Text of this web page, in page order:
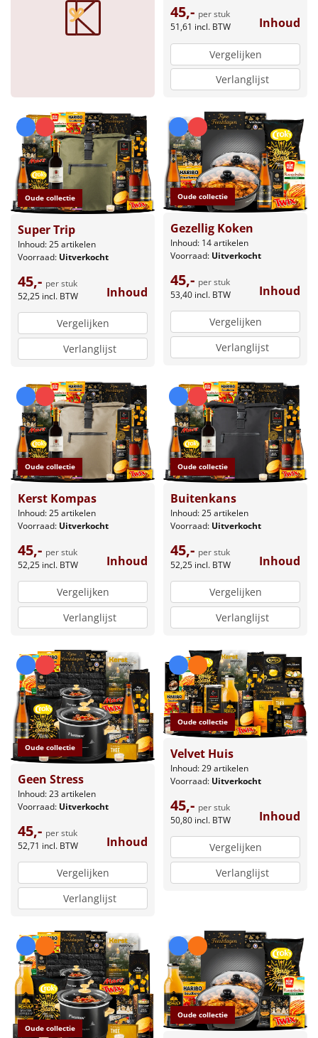
45,- per stuk
51,61 incl. BTW Inhoud
Vergelijken
Verlanglijst
Oude collectie
Super Trip
Inhoud: 25 artikelen
Voorraad: Uitverkocht
45,- per stuk
52,25 incl. BTW Inhoud
Vergelijken
Verlanglijst
Oude collectie
Gezellig Koken
Inhoud: 14 artikelen
Voorraad: Uitverkocht
45,- per stuk
53,40 incl. BTW Inhoud
Vergelijken
Verlanglijst
Oude collectie
Kerst Kompas
Inhoud: 25 artikelen
Voorraad: Uitverkocht
45,- per stuk
52,25 incl. BTW Inhoud
Vergelijken
Verlanglijst
Oude collectie
Buitenkans
Inhoud: 25 artikelen
Voorraad: Uitverkocht
45,- per stuk
52,25 incl. BTW Inhoud
Vergelijken
Verlanglijst
Oude collectie
Geen Stress
Inhoud: 23 artikelen
Voorraad: Uitverkocht
45,- per stuk
52,71 incl. BTW Inhoud
Vergelijken
Verlanglijst
Oude collectie
Velvet Huis
Inhoud: 29 artikelen
Voorraad: Uitverkocht
45,- per stuk
50,80 incl. BTW Inhoud
Vergelijken
Verlanglijst
Oude collectie
Oude collectie